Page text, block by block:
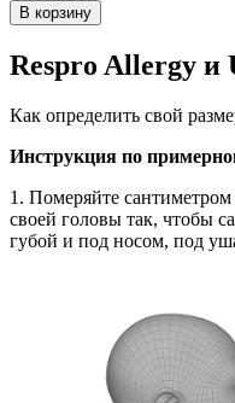
В корзину
Respro Allergy и
Как определить свой
Инструкция по
1. Померяйте
своей головы так, чтобы
губой и под носом, под